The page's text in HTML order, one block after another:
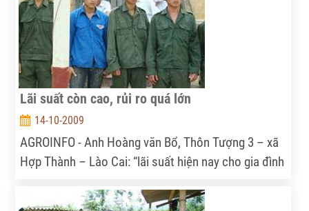
Lãi suất còn cao, rủi ro quá lớn
14-10-2009
AGROINFO - Anh Hoàng văn Bổ, Thôn Tượng 3 – xã
Hợp Thành – Lào Cai: “lãi suất hiện nay cho gia đình
trong hai ba năm tới chết do bệnh hay do gì thì mình